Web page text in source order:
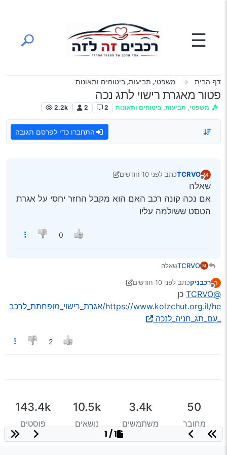
☰
דף הבית משפטי, תביעות, ביטוחים ותאונות
פטור מאגרת רישוי לתג נכה
משפטי, תביעות, ביטוחים ותאונות 2
2
2.2k
התחברו כדי לפרסם תגובה
מנותק
TCRVOכתב לפני 10 חודשים
נערך לאחרונה על ידי מאיר
שאלה
אם נכה קונה רכב האם הוא מקבל החזר יחסי על אגרת
הטסט ששולמה עליו
0
TCRVOשאלה
הטסט ששולמה עליו
ר
מנותק
רכבניקכתב לפני 10 חודשים
נערך לאחרונה על ידי רכבניק
@TCRVO
כן
https://www.kolzchut.org.il/he/אגרת_רישוי_מופחתת_לרכב
_עם_תג_חניה_לנכה
2
50
מחובר
3.4k
משתמשים
10.5k
נושאים
143.4k
פוסטים
1 / 1